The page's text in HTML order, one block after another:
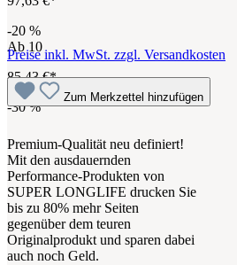
-20 %
Ab10
85,43 €*
-30%
Preise inkl. MwSt. zzgl. Versandkosten
Zum Merkzettel hinzufügen
Premium-Qualität neu definiert!
Mit den ausdauernden
Performance-Produkten von
SUPER LONGLIFE drucken Sie
bis zu 80% mehr Seiten
gegenüber dem teuren
Originalprodukt und sparen dabei
auch noch Geld.